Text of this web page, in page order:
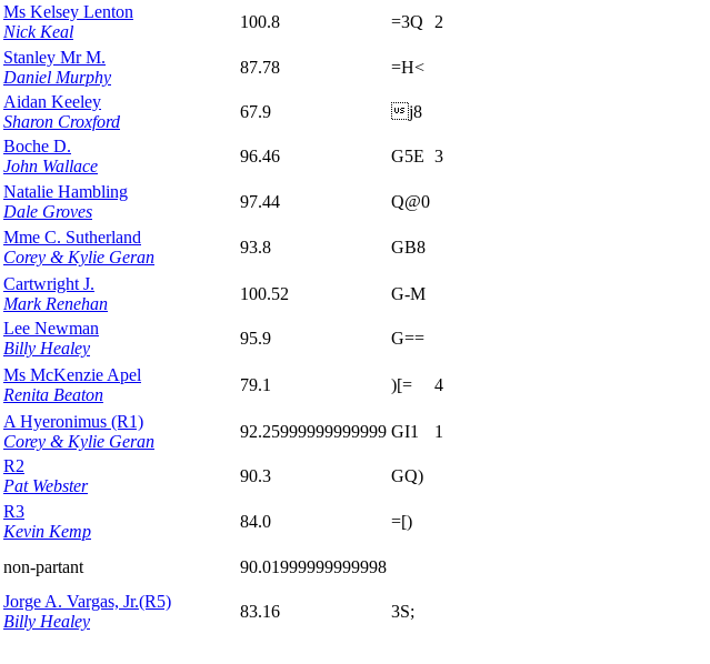
Ms Kelsey Lenton
Nick Keal
100.8 =3Q 2
Stanley Mr M.
Daniel Murphy
87.78 =H<
Aidan Keeley
Sharon Croxford
67.9 j8
Boche D.
John Wallace
96.46 G5E 3
Natalie Hambling
Dale Groves
97.44 Q@0
Mme C. Sutherland
Corey & Kylie Geran
93.8 GB8
Cartwright J.
Mark Renehan
100.52 G-M
Lee Newman
Billy Healey
95.9 G==
Ms McKenzie Apel
Renita Beaton
79.1 )[= 4
A Hyeronimus (R1)
Corey & Kylie Geran
92.25999999999999 GI1 1
R2
Pat Webster
90.3 GQ)
R3
Kevin Kemp
84.0 =[)
non-partant 90.01999999999998
Jorge A. Vargas, Jr.(R5)
Billy Healey
83.16 3S;